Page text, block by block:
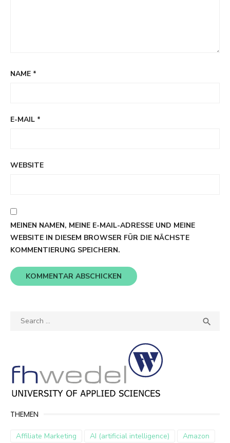
NAME *
E-MAIL *
WEBSITE
MEINEN NAMEN, MEINE E-MAIL-ADRESSE UND MEINE
WEBSITE IN DIESEM BROWSER FÜR DIE NÄCHSTE
KOMMENTIERUNG SPEICHERN.
Search

THEMEN
Affiliate Marketing AI (artificial intelligence) Amazon